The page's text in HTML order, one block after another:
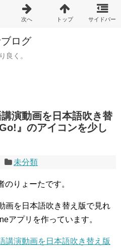
ログ
良く。
演動画を日本語吹き替
』のアイコンを少し
未分類
のりょーたです。
画を日本語吹き替え版で見れ
アプリを作っています。
講演動画を日本語吹き替え版